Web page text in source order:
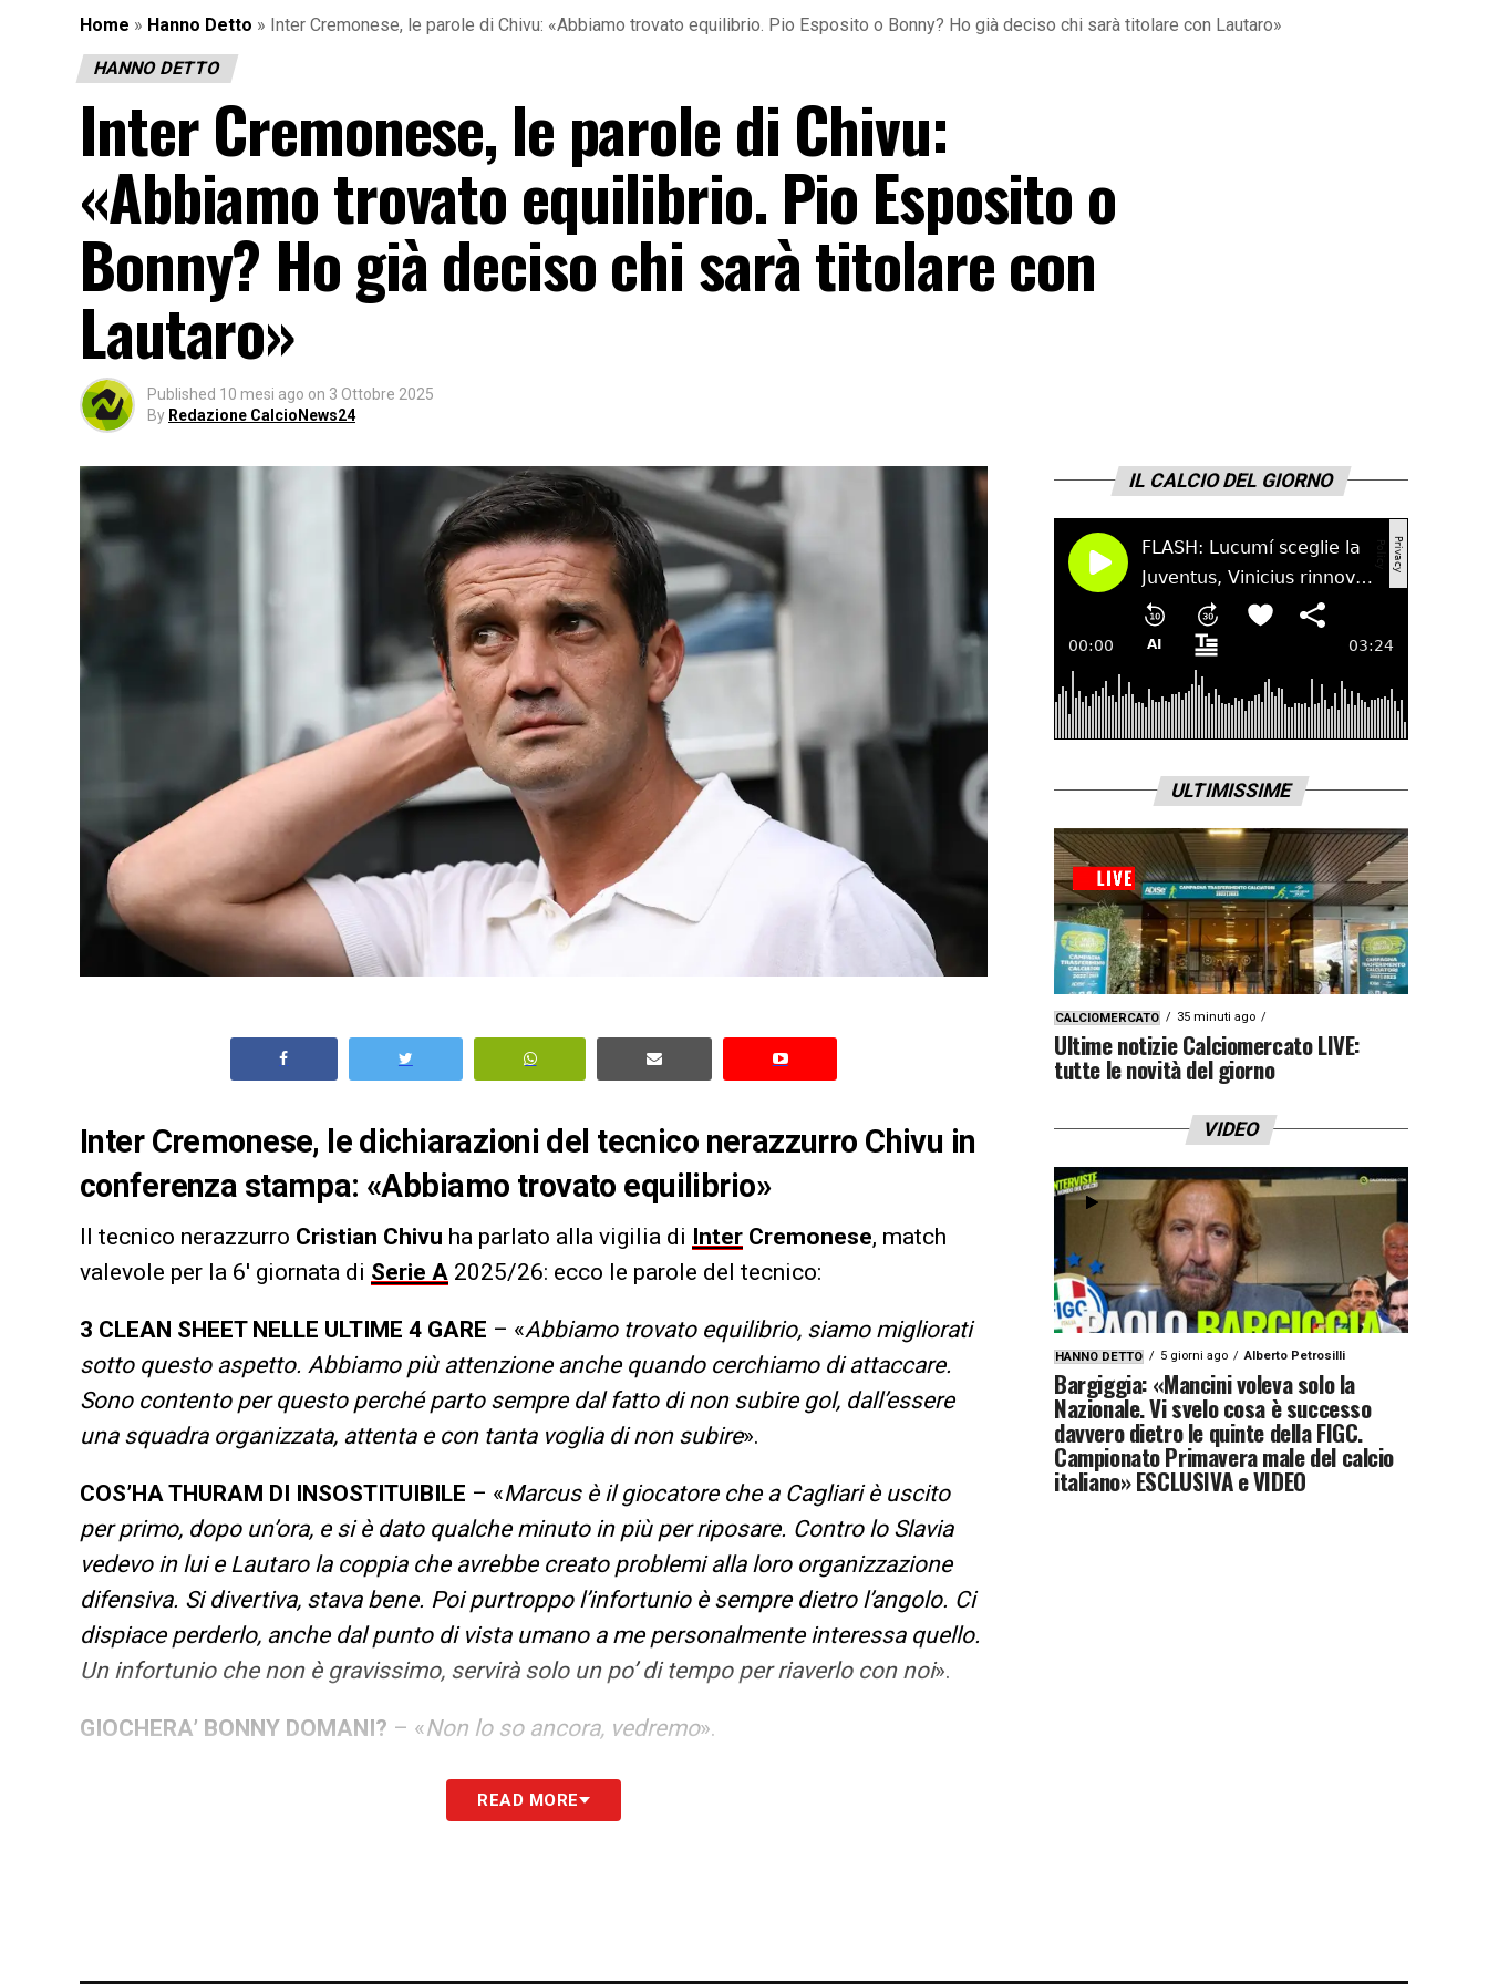
Home » Hanno Detto » Inter Cremonese, le parole di Chivu: «Abbiamo trovato equilibrio. Pio Esposito o Bonny? Ho già deciso chi sarà titolare con Lautaro»
HANNO DETTO
Inter Cremonese, le parole di Chivu:
«Abbiamo trovato equilibrio. Pio Esposito o
Bonny? Ho già deciso chi sarà titolare con
Lautaro»
Published 10 mesi ago on 3 Ottobre 2025
By Redazione CalcioNews24
Inter Cremonese, le dichiarazioni del tecnico nerazzurro Chivu in
conferenza stampa: «Abbiamo trovato equilibrio»
Il tecnico nerazzurro Cristian Chivu ha parlato alla vigilia di Inter Cremonese, match
valevole per la 6′ giornata di Serie A 2025/26: ecco le parole del tecnico:
3 CLEAN SHEET NELLE ULTIME 4 GARE – «Abbiamo trovato equilibrio, siamo migliorati
sotto questo aspetto. Abbiamo più attenzione anche quando cerchiamo di attaccare.
Sono contento per questo perché parto sempre dal fatto di non subire gol, dall’essere
una squadra organizzata, attenta e con tanta voglia di non subire».
COS’HA THURAM DI INSOSTITUIBILE – «Marcus è il giocatore che a Cagliari è uscito
per primo, dopo un’ora, e si è dato qualche minuto in più per riposare. Contro lo Slavia
vedevo in lui e Lautaro la coppia che avrebbe creato problemi alla loro organizzazione
difensiva. Si divertiva, stava bene. Poi purtroppo l’infortunio è sempre dietro l’angolo. Ci
dispiace perderlo, anche dal punto di vista umano a me personalmente interessa quello.
Un infortunio che non è gravissimo, servirà solo un po’ di tempo per riaverlo con noi».
GIOCHERA’ BONNY DOMANI? – «Non lo so ancora, vedremo».
A CHE PUNTO E’ BONNY E DOVE PUO’ ARRIVARE?– «
quella che voi aspettate. E’ quello che è subentrato in tutte le partita, ha fatto minuti e
READ MORE
IL CALCIO DEL GIORNO
ULTIMISSIME
CALCIOMERCATO 35 minuti ago
Ultime notizie Calciomercato LIVE:
tutte le novità del giorno
VIDEO
HANNO DETTO 5 giorni ago Alberto Petrosilli
Bargiggia: «Mancini voleva solo la
Nazionale. Vi svelo cosa è successo
davvero dietro le quinte della FIGC.
Campionato Primavera male del calcio
italiano» ESCLUSIVA e VIDEO